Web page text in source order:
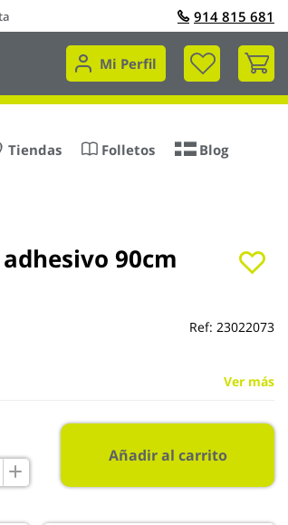
914 815 681
Mi Perfil
Mi
Tiendas Folletos Blog
90cm
Ref: 23022073
Ver más
Añadir al carrito